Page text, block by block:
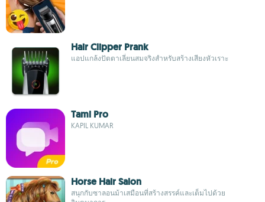
Hair Clipper Prank
แอปแกล้งปัตตาเลี่ยนสมจริงสำหรับสร้างเสียงหัวเราะ
Tami Pro
KAPIL KUMAR
Horse Hair Salon
สนุกกับซาลอนม้าเสมือนที่สร้างสรรค์และเต็มไปด้วย